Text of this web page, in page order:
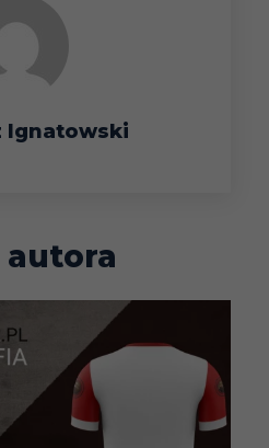
Ignatowski